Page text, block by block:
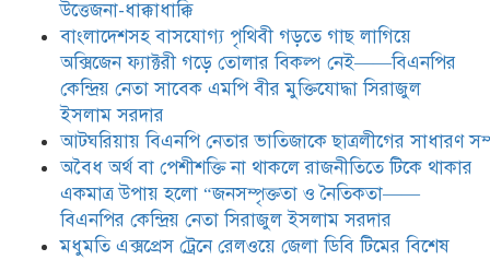
যে ঐক্যের মাধ্যমে ১৯৯১ সালে
বিএনপির সকলস্তরের নেতাকর্মীরা ভঙ্গুর
দলকে প্রতিষ্ঠা এবং নির্বাচন করে
স্বৈরাচারী শেখ হাসিনাকে অপসারণ
আহবান জানিয়েছেন—- বিএনপির কেন্দ্রিয় নির্বাহী কমিটির নেতা,
সাবেক এমপি বীর মুক্তিযোদ্ধা সিরাজুল ইসলাম সরদার
আদালত থেকে দেওয়া রিসিভার
নিয়োগের আদেশ অমান্য করে ঈশ্বরদীর
রঞ্জু সরদারের ১০ লাখ টাকার লিচু ও
উত্তেজনা-ধাক্কাধাক্কি
বাংলাদেশসহ বাসযোগ্য পৃথিবী গড়তে গাছ লাগিয়ে
অক্সিজেন ফ্যাক্টরী গড়ে তোলার বিকল্প নেই——বিএনপির
কেন্দ্রিয় নেতা সাবেক এমপি বীর মুক্তিযোদ্ধা সিরাজুল
ইসলাম সরদার
আটঘরিয়ায় বিএনপি নেতার ভাতিজাকে ছাত্রলীগের সাধারণ
​​অবৈধ অর্থ বা পেশীশক্তি না থাকলে রাজনীতিতে টিকে থাকার
একমাত্র উপায় হলো “জনসম্পৃক্ততা ও নৈতিকতা——
বিএনপির কেন্দ্রিয় নেতা সিরাজুল ইসলাম সরদার
মধুমতি এক্সপ্রেস ট্রেনে রেলওয়ে জেলা ডিবি টিমের বিশেষ